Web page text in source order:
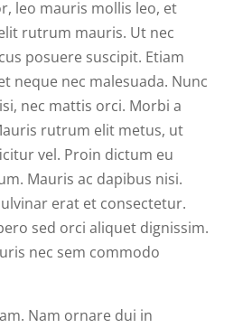
leo mauris mollis leo, et
rutrum mauris. Ut nec
posuere suscipit. Etiam
neque nec malesuada. Nunc
nec mattis orci. Morbi a
rutrum elit metus, ut
vel. Proin dictum eu
Mauris ac dapibus nisi.
erat et consectetur.
sed orci aliquet dignissim.
nec sem commodo
Nam ornare dui in